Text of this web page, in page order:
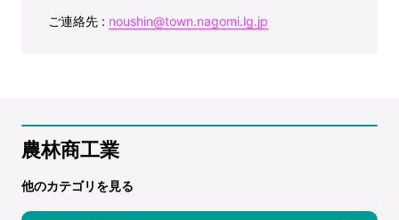
ご連絡先 : noushin@town.nagomi.lg.jp
農林商工業
他のカテゴリを見る